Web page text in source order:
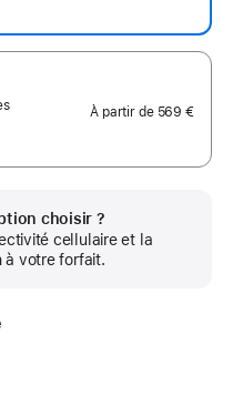
À partir de 569 €
choisir ?
cellulaire et la
à votre forfait.